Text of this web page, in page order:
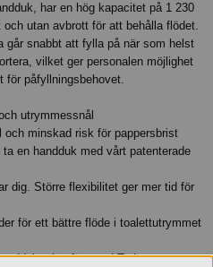
har en hög kapacitet på 1 230
utan avbrott för att behålla flödet.
går snabbt att fylla på när som helst
vilket ger personalen möjlighet
för påfyllningsbehovet.
utrymmessnål
och minskad risk för pappersbrist
en handduk med vårt patenterade
dig. Större flexibilitet ger mer tid för
för ett bättre flöde i toalettutrymmet
jämfört med Tork